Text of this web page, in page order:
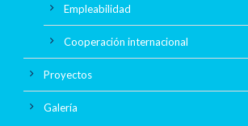
Empleabilidad
Cooperación internacional
Proyectos
Galería